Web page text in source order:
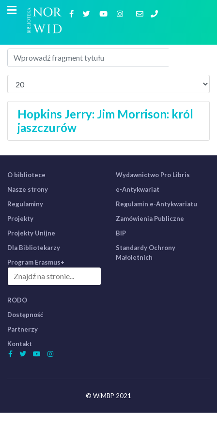
Hopkins Jerry: Jim Morrison: król
jaszczurów
O bibliotece
Nasze strony
Regulaminy
Projekty
Projekty Unijne
Dla Bibliotekarzy
Program Erasmus+
Wydawnictwo Pro Libris
e-Antykwariat
Regulamin e-Antykwariatu
Zamówienia Publiczne
BIP
Standardy Ochrony
Małoletnich
RODO
Dostępność
Partnerzy
Kontakt
© WiMBP 2021